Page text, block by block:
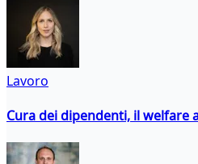
Lavoro
Cura dei dipendenti, il welfare